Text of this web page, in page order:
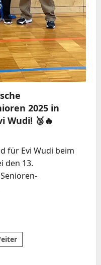
2025 in
Wudi! 🥉🔥
für Evi Wudi beim
den 13.